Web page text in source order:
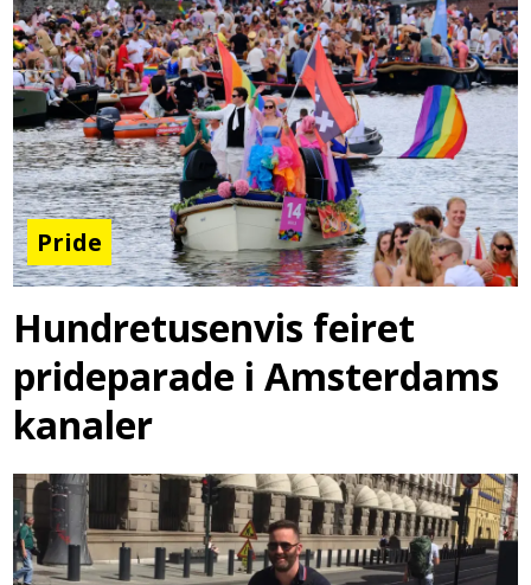
Pride
Hundretusenvis feiret
prideparade i Amsterdams
kanaler